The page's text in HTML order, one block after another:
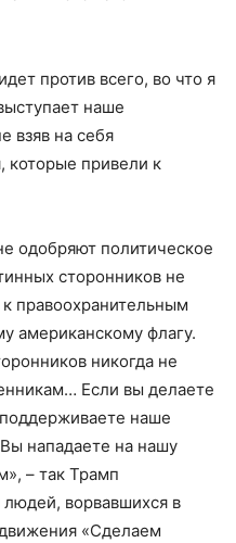
против всего, во что я
наше
взяв на себя
которые привели к
одобряют политическое
сторонников не
правоохранительным
американскому флагу.
никогда не
Если вы делаете
наше
нападаете на нашу
– так Трамп
ворвавшихся в
«Сделаем